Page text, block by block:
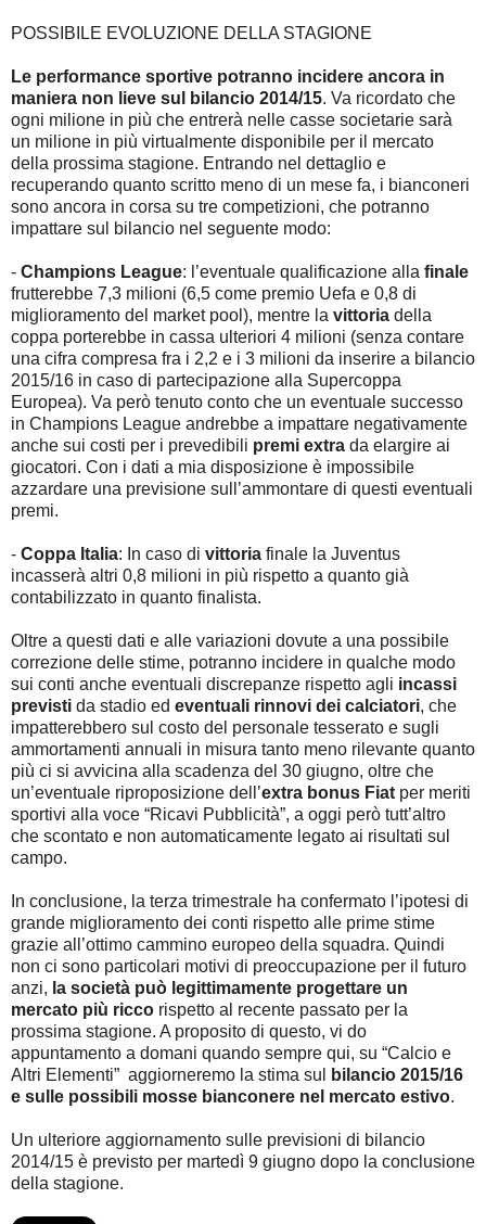
POSSIBILE EVOLUZIONE DELLA STAGIONE
Le performance sportive potranno incidere ancora in
maniera non lieve sul bilancio 2014/15. Va ricordato che
ogni milione in più che entrerà nelle casse societarie sarà
un milione in più virtualmente disponibile per il mercato
della prossima stagione. Entrando nel dettaglio e
recuperando quanto scritto meno di un mese fa, i bianconeri
sono ancora in corsa su tre competizioni, che potranno
impattare sul bilancio nel seguente modo:
- Champions League: l’eventuale qualificazione alla finale
frutterebbe 7,3 milioni (6,5 come premio Uefa e 0,8 di
miglioramento del market pool), mentre la vittoria della
coppa porterebbe in cassa ulteriori 4 milioni (senza contare
una cifra compresa fra i 2,2 e i 3 milioni da inserire a bilancio
2015/16 in caso di partecipazione alla Supercoppa
Europea). Va però tenuto conto che un eventuale successo
in Champions League andrebbe a impattare negativamente
anche sui costi per i prevedibili premi extra da elargire ai
giocatori. Con i dati a mia disposizione è impossibile
azzardare una previsione sull’ammontare di questi eventuali
premi.
- Coppa Italia: In caso di vittoria finale la Juventus
incasserà altri 0,8 milioni in più rispetto a quanto già
contabilizzato in quanto finalista.
Oltre a questi dati e alle variazioni dovute a una possibile
correzione delle stime, potranno incidere in qualche modo
sui conti anche eventuali discrepanze rispetto agli incassi
previsti da stadio ed eventuali rinnovi dei calciatori, che
impatterebbero sul costo del personale tesserato e sugli
ammortamenti annuali in misura tanto meno rilevante quanto
più ci si avvicina alla scadenza del 30 giugno, oltre che
un’eventuale riproposizione dell’extra bonus Fiat per meriti
sportivi alla voce “Ricavi Pubblicità”, a oggi però tutt’altro
che scontato e non automaticamente legato ai risultati sul
campo.
In conclusione, la terza trimestrale ha confermato l’ipotesi di
grande miglioramento dei conti rispetto alle prime stime
grazie all’ottimo cammino europeo della squadra. Quindi
non ci sono particolari motivi di preoccupazione per il futuro
anzi, la società può legittimamente progettare un
mercato più ricco rispetto al recente passato per la
prossima stagione. A proposito di questo, vi do
appuntamento a domani quando sempre qui, su “Calcio e
Altri Elementi” aggiorneremo la stima sul
bilancio 2015/16
e sulle possibili mosse bianconere nel mercato estivo.
Un ulteriore aggiornamento sulle previsioni di bilancio
2014/15 è previsto per martedì 9 giugno dopo la conclusione
della stagione.